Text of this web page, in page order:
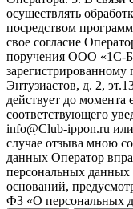
осуществлять
посредством
свое согласие
поручения ООО «1С-
зарегистрированному
Энтузиастов, д. 2,
действует до момента
соответствующего
info@Club-ippon.ru
случае отзыва мною
данных Оператор
персональных данных
оснований,
ФЗ «О персональных